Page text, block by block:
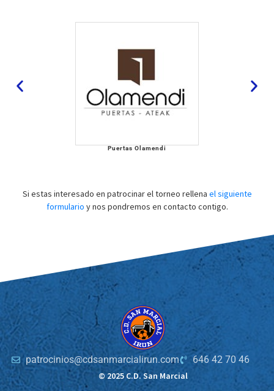
Puertas Olamendi
Si estas interesado en patrocinar el torneo rellena el siguiente
formulario y nos pondremos en contacto contigo.
patrocinios@cdsanmarcialirun.com
646 42 70 46
© 2025 C.D. San Marcial